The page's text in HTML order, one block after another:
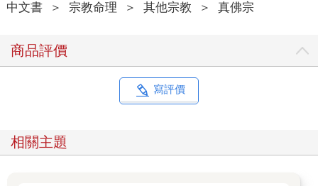
中文書 ＞ 宗教命理 ＞ 其他宗教 ＞ 真佛宗
商品評價
寫評價
相關主題